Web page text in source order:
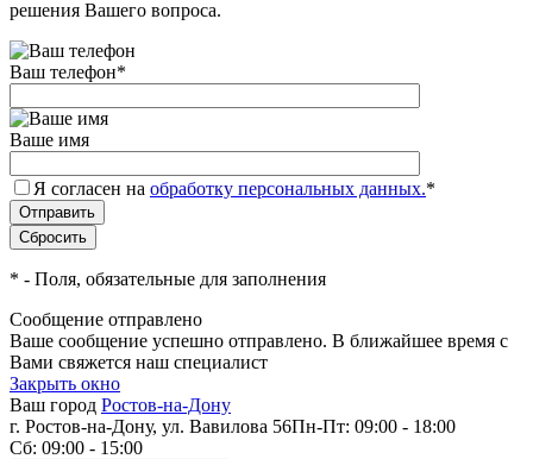
решения Вашего вопроса.
Ваш телефон*
Ваше имя
Я согласен на обработку персональных данных.*
* - Поля, обязательные для заполнения
Сообщение отправлено
Ваше сообщение успешно отправлено. В ближайшее время с
Вами свяжется наш специалист
Закрыть окно
Ваш город Ростов-на-Дону
г. Ростов-на-Дону, ул. Вавилова 56Пн-Пт: 09:00 - 18:00
Сб: 09:00 - 15:00